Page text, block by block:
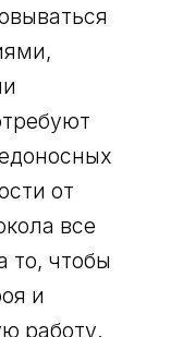
от
все
то, чтобы
и
работу.